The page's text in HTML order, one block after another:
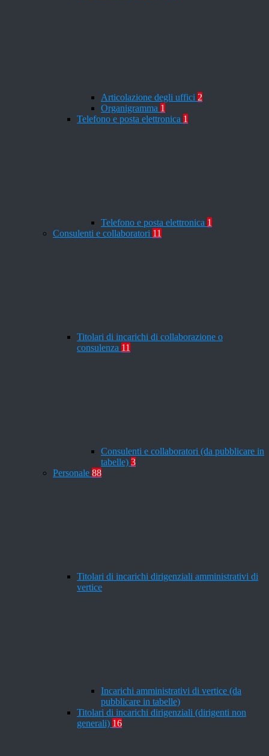
Articolazione degli uffici 2
Organigramma 1
Telefono e posta elettronica 1
Telefono e posta elettronica 1
Consulenti e collaboratori 11
Titolari di incarichi di collaborazione o
consulenza 11
Consulenti e collaboratori (da pubblicare in
tabelle) 3
Personale 88
Titolari di incarichi dirigenziali amministrativi di
vertice
Incarichi amministrativi di vertice (da
pubblicare in tabelle)
Titolari di incarichi dirigenziali (dirigenti non
generali) 16